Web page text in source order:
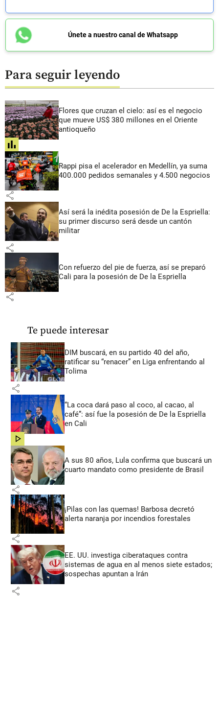
Únete a nuestro canal de Whatsapp
Para seguir leyendo
Flores que cruzan el cielo: así es el negocio
que mueve US$ 380 millones en el Oriente
antioqueño
share
Rappi pisa el acelerador en Medellín, ya suma
400.000 pedidos semanales y 4.500 negocios
share
Así será la inédita posesión de De la Espriella:
su primer discurso será desde un cantón
militar
share
Con refuerzo del pie de fuerza, así se preparó
Cali para la posesión de De la Espriella
share
Te puede interesar
DIM buscará, en su partido 40 del año,
ratificar su “renacer” en Liga enfrentando al
Tolima
share
“La coca dará paso al coco, al cacao, al
café”: así fue la posesión de De la Espriella
en Cali
share
A sus 80 años, Lula confirma que buscará un
cuarto mandato como presidente de Brasil
share
¡Pilas con las quemas! Barbosa decretó
alerta naranja por incendios forestales
share
EE. UU. investiga ciberataques contra
sistemas de agua en al menos siete estados;
sospechas apuntan a Irán
share